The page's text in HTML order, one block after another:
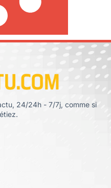
24/24h - 7/7j, comme si